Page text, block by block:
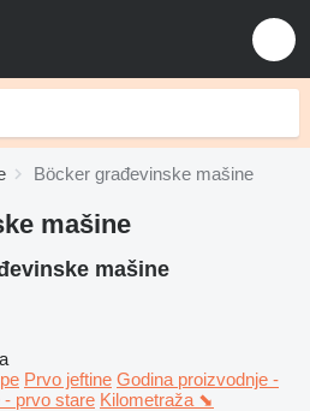
Böcker građevinske mašine
mašine
mašine
Prvo jeftine Godina proizvodnje -
- prvo stare Kilometraža ⬊